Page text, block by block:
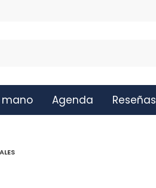
mano Agenda Reseñas